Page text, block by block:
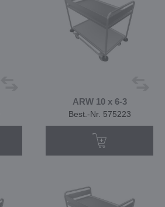
ARW 10 x 6-3
Best.-Nr. 575223